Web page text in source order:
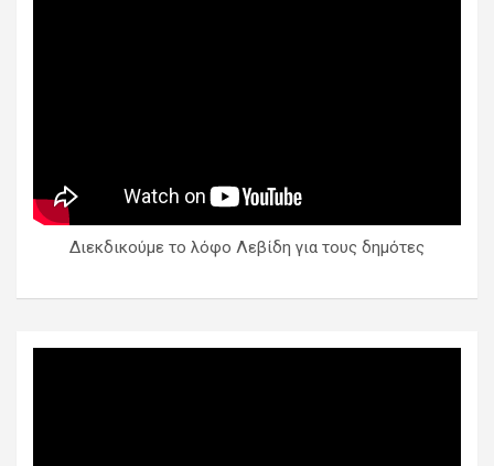
Διεκδικούμε το λόφο Λεβίδη για τους δημότες